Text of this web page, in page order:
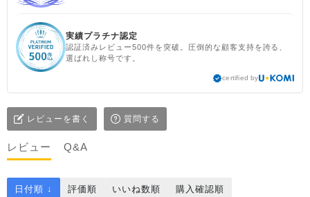
実績プラチナ認定
認証済みレビュー500件を突破。圧倒的な顧客支持を誇る、
選ばれし称号です。
certified by
レビューを書く 質問する
レビュー Q&A
日付順 ↓ 評価順 いいね数順 購入確認順